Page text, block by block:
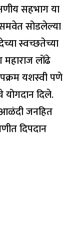
सहभाग या
समवेत सोडलेल्या
स्वच्छतेच्या
महाराज लोंढे
यशस्वी पणे
योगदान दिले.
आळंदी जनहित
दिपदान